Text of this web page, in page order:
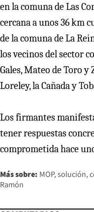
en la comuna de Las
cercana a unos 36 km
de la comuna de La
los vecinos del sector
Gales, Mateo de Toro
Loreley, la Cañada y
Los firmantes
tener respuestas
comprometida hace
Más sobre: MOP solución
Ramón